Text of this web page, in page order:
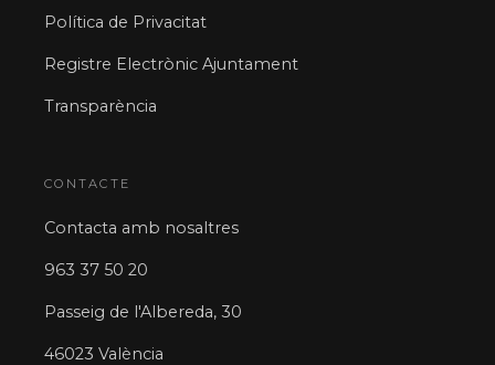
Política de Privacitat
Registre Electrònic Ajuntament
Transparència
CONTACTE
Contacta amb nosaltres
963 37 50 20
Passeig de l'Albereda, 30
46023 València